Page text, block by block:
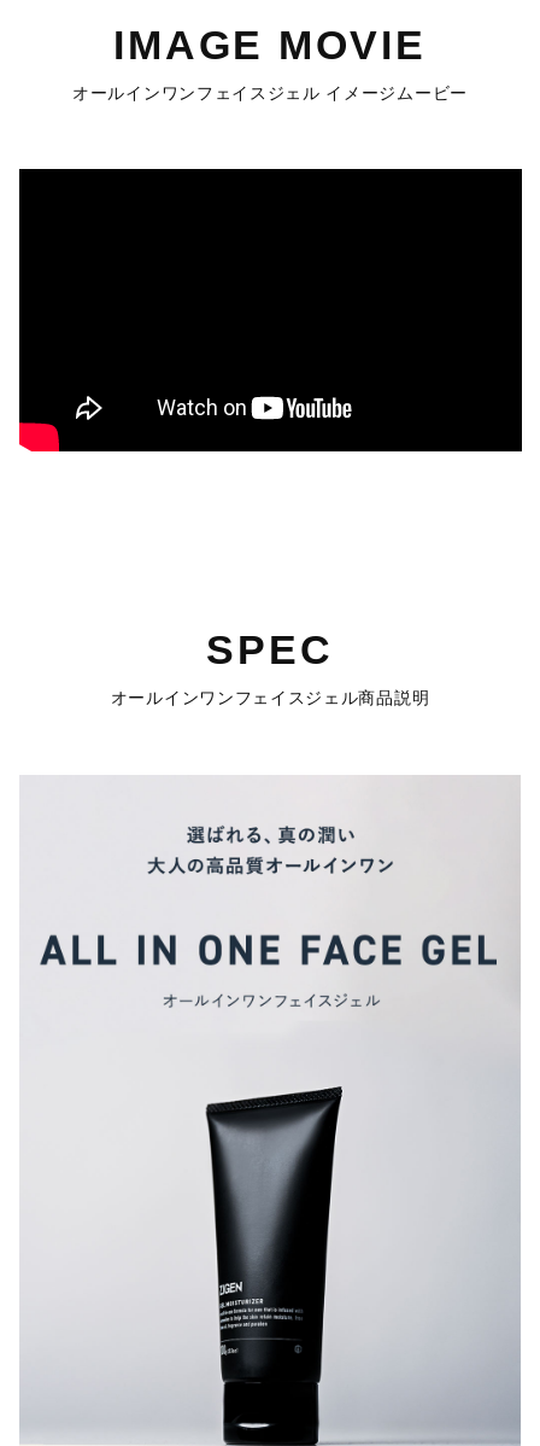
IMAGE MOVIE
オールインワンフェイスジェル イメージムービー
SPEC
オールインワンフェイスジェル商品説明